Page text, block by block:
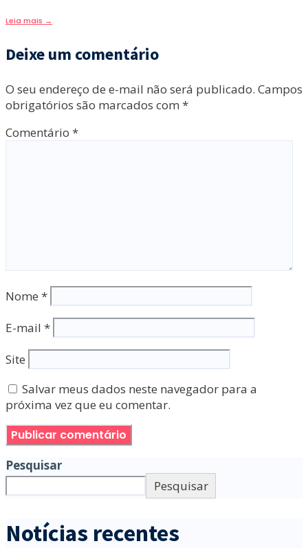
Leia mais →
Deixe um comentário
O seu endereço de e-mail não será publicado. Campos
obrigatórios são marcados com *
Comentário *
Nome *
E-mail *
Site
Salvar meus dados neste navegador para a
próxima vez que eu comentar.
Pesquisar
Pesquisar
Notícias recentes